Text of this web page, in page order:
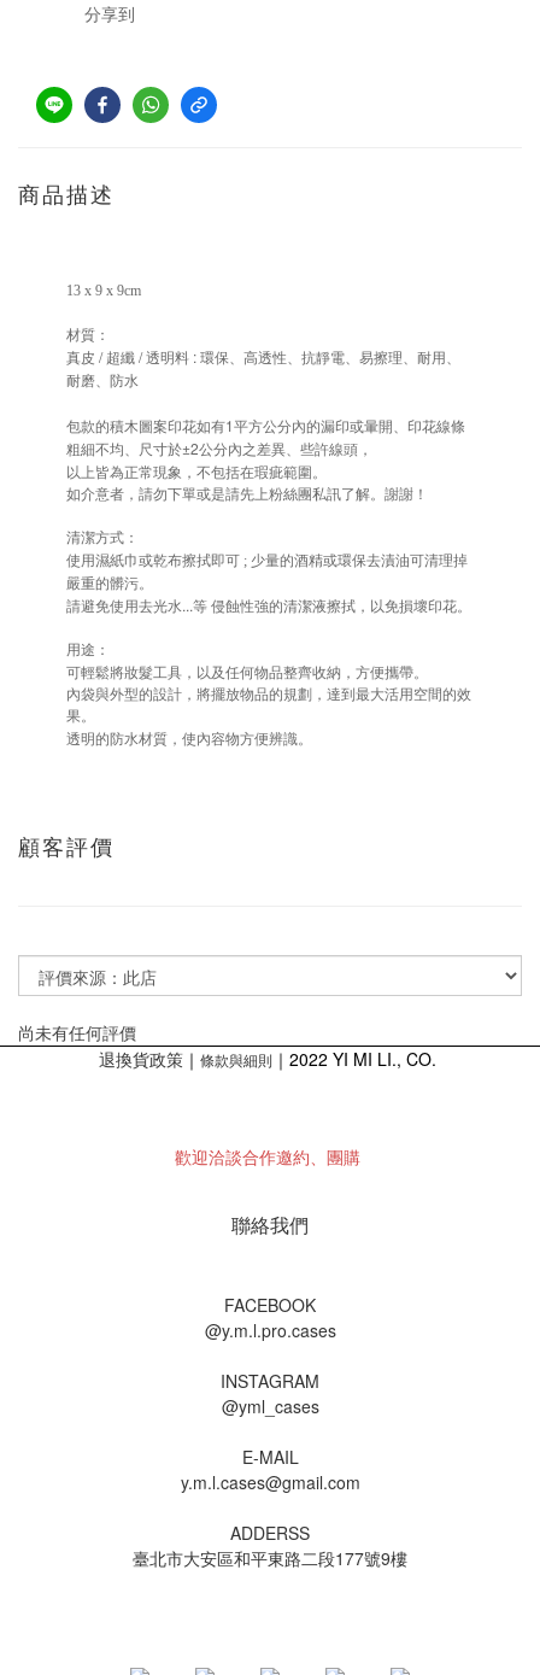
分享到
商品描述
13 x 9 x 9cm
材質：
真皮 / 超纖 /透明料 : 環保、高透性、抗靜電、易擦理、耐用、
耐磨、防水
包款的積木圖案印花如有1平方公分內的漏印或暈開、印花線條
粗細不均、尺寸於±2公分內之差異、些許線頭，
以上皆為正常現象，不包括在瑕疵範圍。
如介意者，請勿下單或是請先上粉絲團私訊了解。謝謝！
清潔方式：
使用濕紙巾或乾布擦拭即可 ; 少量的酒精或環保去漬油可清理掉
嚴重的髒污。
請避免使用去光水...等 侵蝕性強的清潔液擦拭，以免損壞印花。
用途：
可輕鬆將妝髮工具，以及任何物品整齊收納，方便攜帶。
內袋與外型的設計，將擺放物品的規劃，達到最大活用空間的效
果。
透明的防水材質，使內容物方便辨識。
顧客評價
尚未有任何評價
退換貨政策 ｜ 條款與細則 ｜2022 YI MI LI., CO.
歡迎洽談合作邀約、團購
聯絡我們
FACEBOOK
@y.m.l.pro.cases
INSTAGRAM
@yml_cases
E-MAIL
y.m.l.cases@gmail.com
ADDERSS
臺北市大安區和平東路二段177號9樓